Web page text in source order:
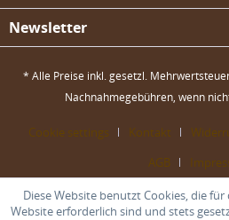
Newsletter
* Alle Preise inkl. gesetzl.
Nachnahmegebühren, wenn
Cookie settings Kontakt
AGB
Diese Website benutzt Cookies, die
Website erforderlich sind und stets